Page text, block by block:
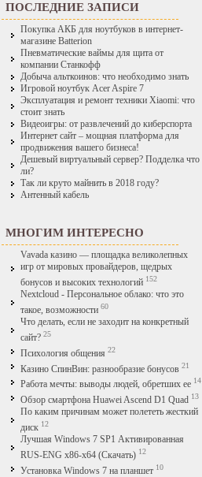
ПОСЛЕДНИЕ ЗАПИСИ
Покупка АКБ для ноутбуков в интернет-
магазине Batterion
Пневматические ваймы для щита от
компании Станкофф
Добыча альткоинов: что необходимо знать
Игровой ноутбук Acer Aspire 7
Эксплуатация и ремонт техники Xiaomi: что
стоит знать
Видеоигры: от развлечений до киберспорта
Интернет сайт – мощная платформа для
продвижения вашего бизнеса!
Дешевый виртуальный сервер? Подделка что
ли?
Так ли круто майнить в 2018 году?
Антенный кабель
МНОГИМ ИНТЕРЕСНО
Vavada казино — площадка великолепных
игр от мировых провайдеров, щедрых
бонусов и высоких технологий 152
Nextcloud - Персональное облако: что это
такое, возможности 60
Что делать, если не заходит на конкретный
сайт? 25
Психология общения 22
Казино СпинВин: разнообразие бонусов 21
Работа мечты: выводы людей, обретших ее 14
Обзор смартфона Huawei Ascend D1 Quad 13
По каким причинам может полететь жесткий
диск 12
Лучшая Windows 7 SP1 Активированная
RUS-ENG x86-x64 (Скачать) 12
Установка Windows 7 на планшет 10